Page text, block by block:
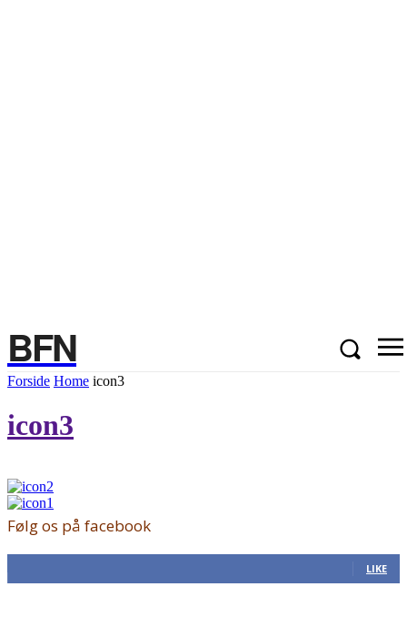
BFN
Forside Home icon3
icon3
Følg os på facebook
LIKE